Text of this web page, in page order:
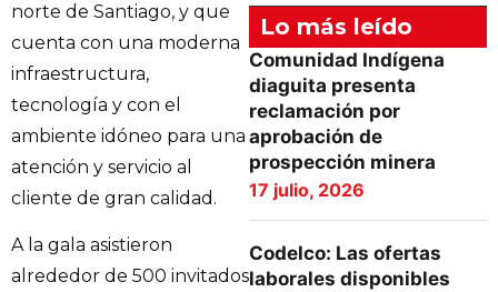
norte de Santiago, y que
cuenta con una moderna
infraestructura,
tecnología y con el
ambiente idóneo para una
atención y servicio al
cliente de gran calidad.
A la gala asistieron
alrededor de 500 invitados
Lo más leído
Comunidad Indígena
diaguita presenta
reclamación por
aprobación de
prospección minera
17 julio, 2026
Codelco: Las ofertas
laborales disponibles